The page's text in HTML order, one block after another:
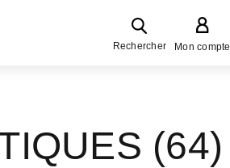
Rechercher Mon compte
(64)